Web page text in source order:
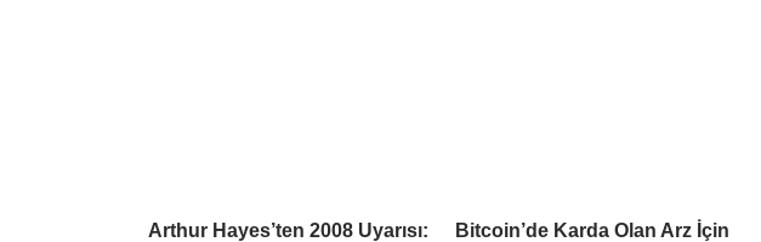
Arthur Hayes’ten 2008 Uyarısı:
Bitcoin’de Karda Olan Arz İçin